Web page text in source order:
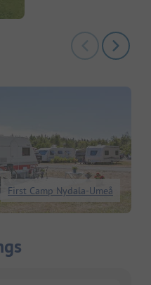
First Camp Nydala-Umeå